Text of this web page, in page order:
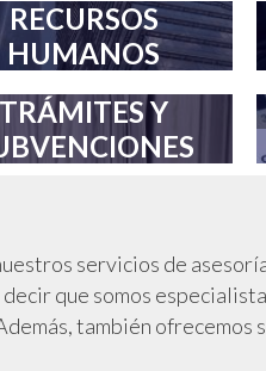
RECURSOS
HUMANOS
TRÁMITES Y
servicios de
que somos
también